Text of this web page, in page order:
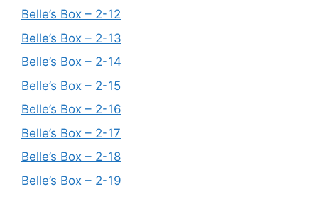
Belle’s Box – 2-12
Belle’s Box – 2-13
Belle’s Box – 2-14
Belle’s Box – 2-15
Belle’s Box – 2-16
Belle’s Box – 2-17
Belle’s Box – 2-18
Belle’s Box – 2-19